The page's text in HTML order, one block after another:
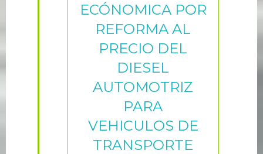
ECÓNOMICA POR
REFORMA AL
PRECIO DEL
DIESEL
AUTOMOTRIZ
PARA
VEHICULOS DE
TRANSPORTE